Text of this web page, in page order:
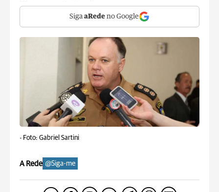
Siga aRede no Google
- Foto: Gabriel Sartini
A Rede @Siga-me